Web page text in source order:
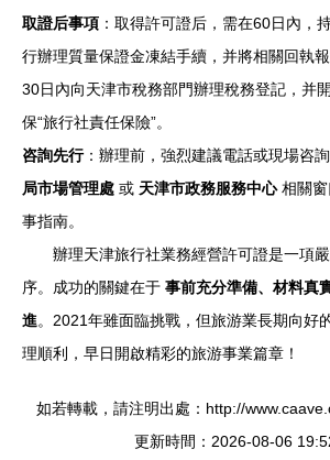
取證后事項 ：取得許可證后，需在60日內，
行辦理質量保證金凍結手續，并將相關回執
30日內向天津市稅務部門辦理稅務登記，并
保“旅行社責任保險”。
咨詢先行：辦理前，強烈建議電話或現場咨詢
局市場管理處 或 天津市政務服務中心相關窗
事指南。
辦理天津旅行社業務經營許可證是一項
序。成功的關鍵在于 事前充分準備、材料真
進。2021年雖面臨挑戰，但旅游業長期向好
理順利，早日開啟精彩的旅游事業篇章！
如若轉載，請注明出處：http://
更新時間：2026-08-06